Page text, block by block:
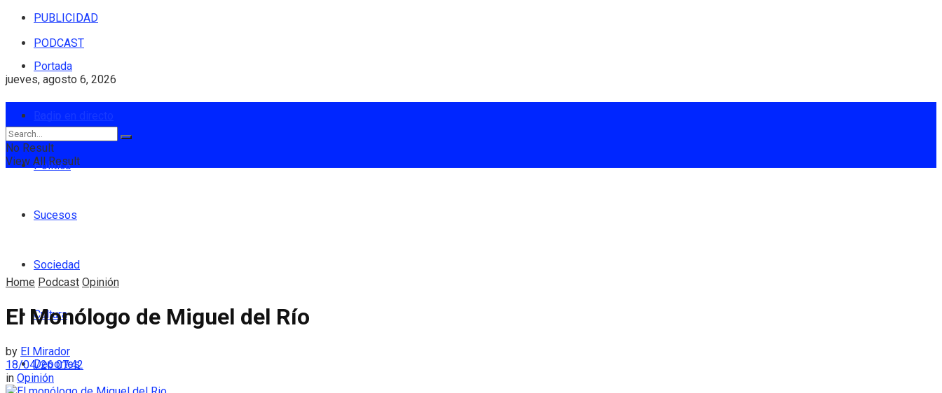
PUBLICIDAD
PODCAST
jueves, agosto 6, 2026
Portada
Política
Sucesos
Sociedad
Cultura
Deportes
No Result
View All Result
Home Podcast Opinión
El Monólogo de Miguel del Río
by El Mirador
18/04/26 07:42
in Opinión